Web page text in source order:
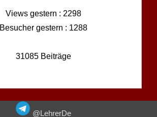
Views gestern : 2298
Besucher gestern : 1288
31085 Beiträge
@LehrerDe